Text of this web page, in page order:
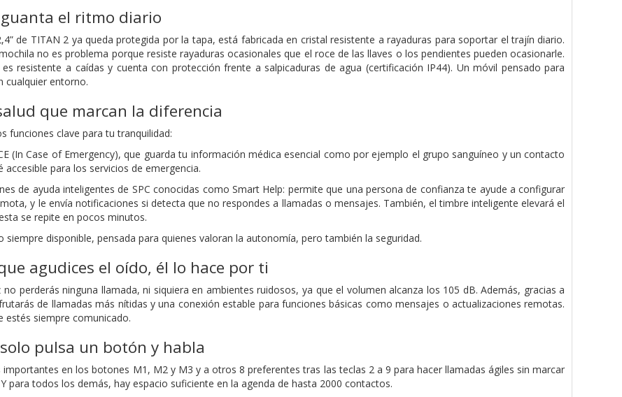
el ritmo diario
de TITAN 2 ya queda protegida por la tapa, está fabricada en cristal resistente a rayaduras para soportar el trajín diario.
no es problema porque resiste rayaduras ocasionales que el roce de las llaves o los pendientes pueden ocasionarle.
es resistente a caídas y cuenta con protección frente a salpicaduras de agua (certificación IP44). Un móvil pensado para
cualquier entorno.
que marcan la diferencia
funciones clave para tu tranquilidad:
(In Case of Emergency), que guarda tu información médica esencial como por ejemplo el grupo sanguíneo y un contacto
para los servicios de emergencia.
de ayuda inteligentes de SPC conocidas como Smart Help: permite que una persona de confianza te ayude a configurar
y le envía notificaciones si detecta que no respondes a llamadas o mensajes. También, el timbre inteligente elevará el
se repite en pocos minutos.
siempre disponible, pensada para quienes valoran la autonomía, pero también la seguridad.
agudices el oído, él lo hace por ti
perderás ninguna llamada, ni siquiera en ambientes ruidosos, ya que el volumen alcanza los 105 dB. Además, gracias a
de llamadas más nítidas y una conexión estable para funciones básicas como mensajes o actualizaciones remotas.
estés siempre comunicado.
pulsa un botón y habla
en los botones M1, M2 y M3 y a otros 8 preferentes tras las teclas 2 a 9 para hacer llamadas ágiles sin marcar
para todos los demás, hay espacio suficiente en la agenda de hasta 2000 contactos.